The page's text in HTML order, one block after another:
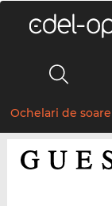
Ochelari de soare